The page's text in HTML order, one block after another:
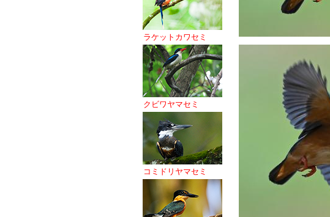
ラケットカワセミ
クビワヤマセミ
コミドリヤマセミ